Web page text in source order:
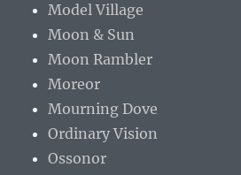
Model Village
Moon & Sun
Moon Rambler
Moreor
Mourning Dove
Ordinary Vision
Ossonor